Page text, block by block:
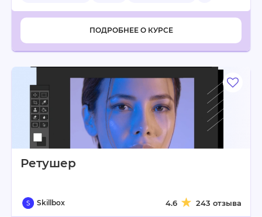
ПОДРОБНЕЕ О КУРСЕ
Ретушер
Skillbox 4.6 243 отзыва